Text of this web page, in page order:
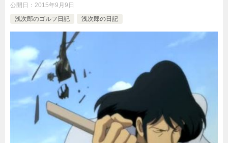
公開日： 2015年9月9日
浅次郎のゴルフ日記
浅次郎の日記